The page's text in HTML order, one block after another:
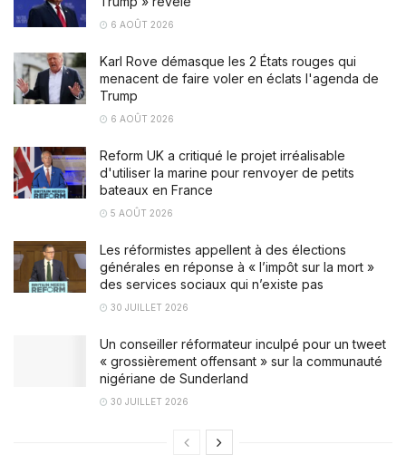
6 AOÛT 2026
Karl Rove démasque les 2 États rouges qui
menacent de faire voler en éclats l'agenda de
Trump
6 AOÛT 2026
Reform UK a critiqué le projet irréalisable
d'utiliser la marine pour renvoyer de petits
bateaux en France
5 AOÛT 2026
Les réformistes appellent à des élections
générales en réponse à « l’impôt sur la mort »
des services sociaux qui n’existe pas
30 JUILLET 2026
Un conseiller réformateur inculpé pour un tweet
« grossièrement offensant » sur la communauté
nigériane de Sunderland
30 JUILLET 2026